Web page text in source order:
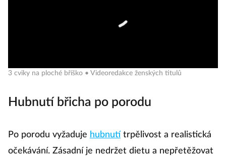
3 cviky na ploché bříško • Videoredakce ženských titulů
Hubnutí břicha po porodu
Po porodu vyžaduje hubnutí trpělivost a realistická
očekávání. Zásadní je nedržet dietu a nepřetěžovat